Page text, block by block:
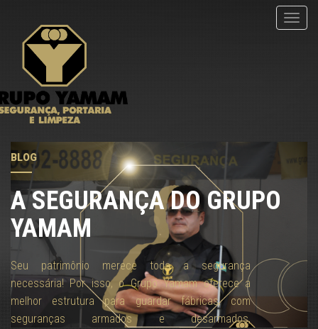
menu
BLOG
A SEGURANÇA DO GRUPO
YAMAM
Seu patrimônio merece toda a segurança
necessária! Por isso, o Grupo Yamam oferece a
melhor estrutura para guardar fábricas, com
seguranças armados e desarmados,